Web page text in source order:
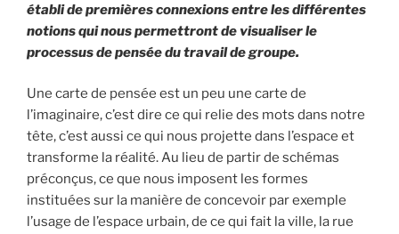
établi de premières connexions entre les différentes
notions qui nous permettront de visualiser le
processus de pensée du travail de groupe.
Une carte de pensée est un peu une carte de
l’imaginaire, c’est dire ce qui relie des mots dans notre
tête, c’est aussi ce qui nous projette dans l’espace et
transforme la réalité. Au lieu de partir de schémas
préconçus, ce que nous imposent les formes
instituées sur la manière de concevoir par exemple
l’usage de l’espace urbain, de ce qui fait la ville, la rue